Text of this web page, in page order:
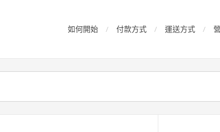
如何開始 付款方式 運送方式